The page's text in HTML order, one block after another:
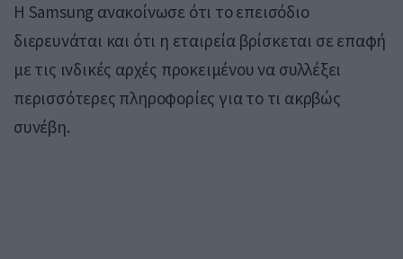
Η Samsung ανακοίνωσε ότι το επεισόδιο
διερευνάται και ότι η εταιρεία βρίσκεται σε επαφή
με τις ινδικές αρχές προκειμένου να συλλέξει
περισσότερες πληροφορίες για το τι ακρβώς
συνέβη.